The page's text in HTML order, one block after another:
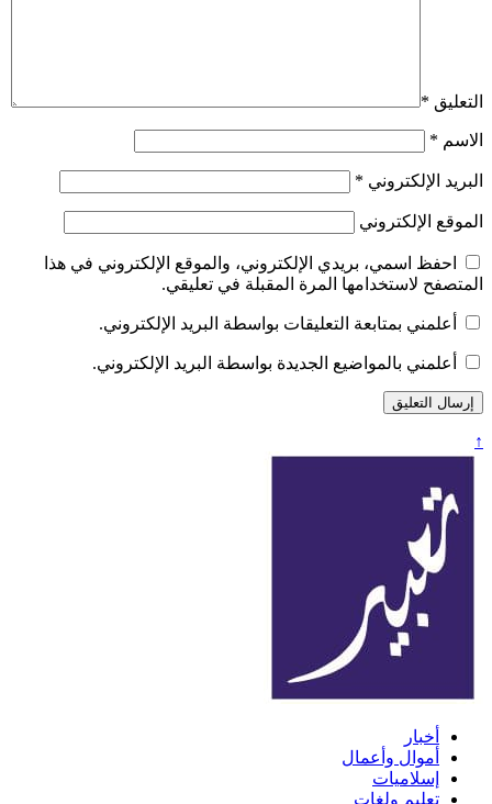
التعليق *
الاسم *
البريد الإلكتروني *
الموقع الإلكتروني
احفظ اسمي، بريدي الإلكتروني، والموقع الإلكتروني في هذا
المتصفح لاستخدامها المرة المقبلة في تعليقي.
أعلمني بمتابعة التعليقات بواسطة البريد الإلكتروني.
أعلمني بالمواضيع الجديدة بواسطة البريد الإلكتروني.
↑
أخبار
أموال وأعمال
إسلاميات
تعليم ولغات